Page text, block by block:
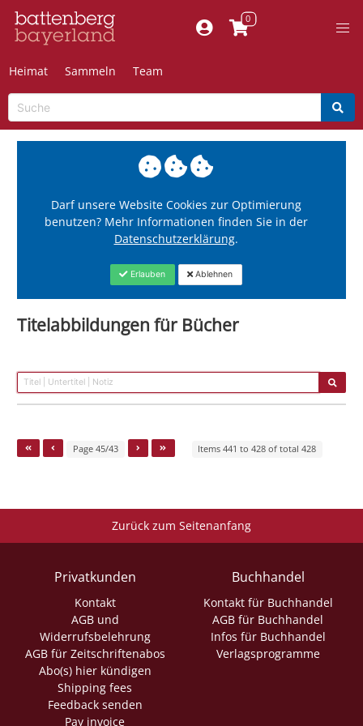
Heimat Sammeln Team
Darf unsere Website Cookies zur Optimierung
benutzen? Mehr Informationen finden Sie in der
Datenschutzerklärung.
Erlauben Ablehnen
Titelabbildungen für Bücher
Page 45/43 Items 441 to 428 of total 428
Zurück zum Seitenanfang
Privatkunden
Kontakt
AGB und
Widerrufsbelehrung
AGB für Zeitschriftenabos
Abo(s) hier kündigen
Shipping fees
Feedback senden
Pay invoice
Buchhandel
Kontakt für Buchhandel
AGB für Buchhandel
Infos für Buchhandel
Verlagsprogramme